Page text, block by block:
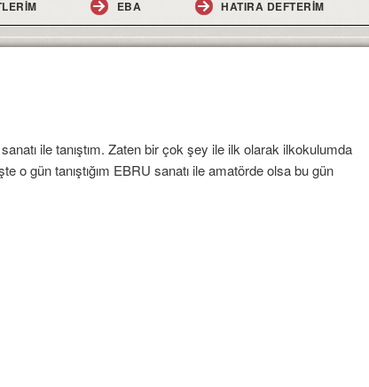
EBA HATIRA DEFTERİM
ile tanıştım. Zaten bir çok şey ile ilk olarak ilkokulumda
o gün tanıştığım EBRU sanatı ile amatörde olsa bu gün